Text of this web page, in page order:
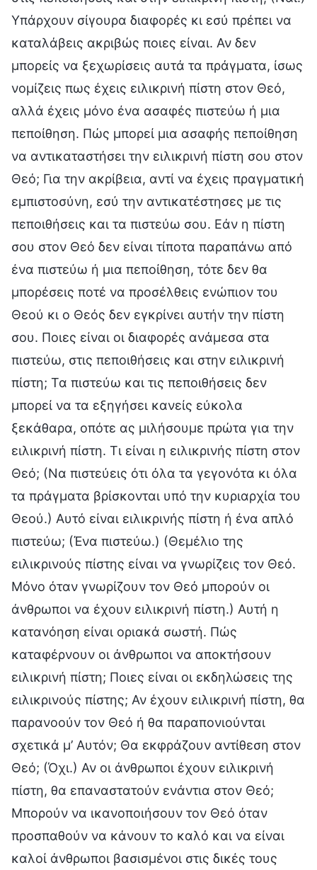
Υπάρχουν σίγουρα διαφορές κι εσύ πρέπει να
καταλάβεις ακριβώς ποιες είναι. Αν δεν
μπορείς να ξεχωρίσεις αυτά τα πράγματα, ίσως
νομίζεις πως έχεις ειλικρινή πίστη στον Θεό,
αλλά έχεις μόνο ένα ασαφές πιστεύω ή μια
πεποίθηση. Πώς μπορεί μια ασαφής πεποίθηση
να αντικαταστήσει την ειλικρινή πίστη σου στον
Θεό; Για την ακρίβεια, αντί να έχεις πραγματική
εμπιστοσύνη, εσύ την αντικατέστησες με τις
πεποιθήσεις και τα πιστεύω σου. Εάν η πίστη
σου στον Θεό δεν είναι τίποτα παραπάνω από
ένα πιστεύω ή μια πεποίθηση, τότε δεν θα
μπορέσεις ποτέ να προσέλθεις ενώπιον του
Θεού κι ο Θεός δεν εγκρίνει αυτήν την πίστη
σου. Ποιες είναι οι διαφορές ανάμεσα στα
πιστεύω, στις πεποιθήσεις και στην ειλικρινή
πίστη; Τα πιστεύω και τις πεποιθήσεις δεν
μπορεί να τα εξηγήσει κανείς εύκολα
ξεκάθαρα, οπότε ας μιλήσουμε πρώτα για την
ειλικρινή πίστη. Τι είναι η ειλικρινής πίστη στον
Θεό; (Να πιστεύεις ότι όλα τα γεγονότα κι όλα
τα πράγματα βρίσκονται υπό την κυριαρχία του
Θεού.) Αυτό είναι ειλικρινής πίστη ή ένα απλό
πιστεύω; (Ένα πιστεύω.) (Θεμέλιο της
ειλικρινούς πίστης είναι να γνωρίζεις τον Θεό.
Μόνο όταν γνωρίζουν τον Θεό μπορούν οι
άνθρωποι να έχουν ειλικρινή πίστη.) Αυτή η
κατανόηση είναι οριακά σωστή. Πώς
καταφέρνουν οι άνθρωποι να αποκτήσουν
ειλικρινή πίστη; Ποιες είναι οι εκδηλώσεις της
ειλικρινούς πίστης; Αν έχουν ειλικρινή πίστη, θα
παρανοούν τον Θεό ή θα παραπονιούνται
σχετικά μ’ Αυτόν; Θα εκφράζουν αντίθεση στον
Θεό; (Όχι.) Αν οι άνθρωποι έχουν ειλικρινή
πίστη, θα επαναστατούν ενάντια στον Θεό;
Μπορούν να ικανοποιήσουν τον Θεό όταν
προσπαθούν να κάνουν το καλό και να είναι
καλοί άνθρωποι βασισμένοι στις δικές τους